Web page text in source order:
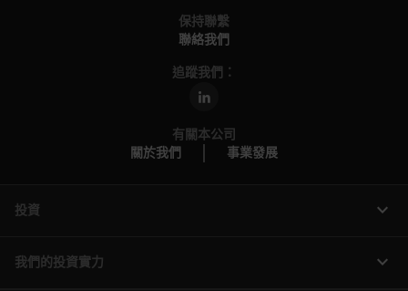
保持聯繫
聯絡我們
追蹤我們：
有關本公司
關於我們
事業發展
投資 expand_more
我們的投資實力 expand_more